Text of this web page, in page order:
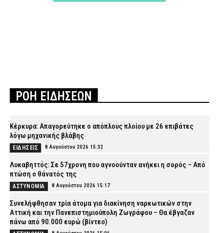
ΡΟΗ ΕΙΔΗΣΕΩΝ
Κέρκυρα: Απαγορεύτηκε ο απόπλους πλοίου με 26 επιβάτες
λόγω μηχανικής βλάβης
ΕΙΔΗΣΕΙΣ 8 Αυγούστου 2026 15:32
Λυκαβηττός: Σε 57χρονη που αγνοούνταν ανήκει η σορός – Από
πτώση ο θάνατός της
ΑΣΤΥΝΟΜΙΑ 8 Αυγούστου 2026 15:17
Συνελήφθησαν τρία άτομα για διακίνηση ναρκωτικών στην
Αττική και την Πανεπιστημιούπολη Ζωγράφου – Θα έβγαζαν
πάνω από 90.000 ευρώ (βίντεο)